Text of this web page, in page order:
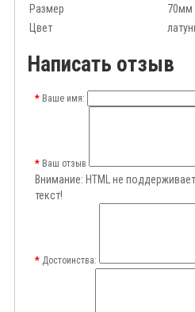
Размер
70мм
Цвет
Написать отзыв
Ваше имя:
Ваш отзыв
Внимание: HTML не
текст!
Достоинства: